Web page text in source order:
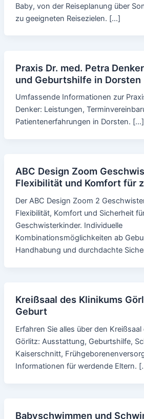
Baby, von der Reiseplanung über
zu geeigneten Reisezielen. […]
Praxis Dr. med. Petra
und Geburtshilfe in Dorsten
Umfassende Informationen zur
Denker: Leistungen,
Patientenerfahrungen in Dorsten. […]
ABC Design Zoom
Flexibilität und Komfort für
Der ABC Design Zoom 2
Flexibilität, Komfort und Sicherheit
Geschwisterkinder. Individuelle
Kombinationsmöglichkeiten ab
Handhabung und durchdachte
Kreißsaal des Klinikums
Geburt
Erfahren Sie alles über den
Görlitz: Ausstattung, Geburtshilfe,
Kaiserschnitt,
Informationen für werdende Eltern.
Babyschwimmen und